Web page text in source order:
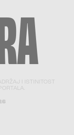
I ISTINITOST